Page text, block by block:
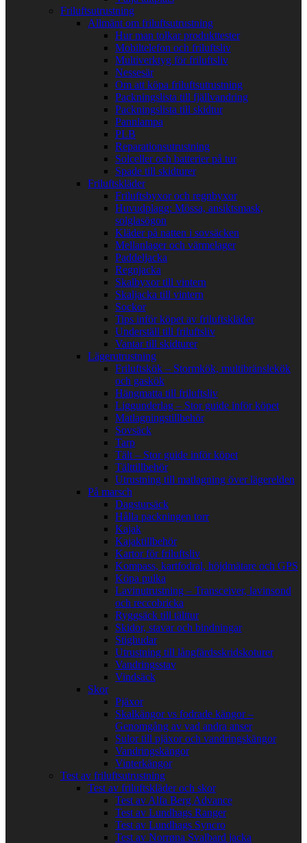
Friluftsutrustning
Allmänt om friluftsutrustning
Hur man tolkar produkttester
Mobiltelefon och friluftsliv
Multiverktyg för friluftsliv
Nessesär
Om att köpa friluftsutrustning
Packningslista till fjällvandring
Packningslista till skidtur
Pannlampa
PLB
Reparationsutrustning
Solceller och batterier på tur
Spade till skidturer
Friluftskläder
Friluftsbyxor och regnbyxor
Huvudplagg: Mössa, ansiktsmask,
solglasögon
Kläder på natten i sovsäcken
Mellanlager och värmelager
Paddeljacka
Regnjacka
Skalbyxor till vintern
Skaljacka till vintern
Sockor
Tips inför köpet av friluftskläder
Underställ till friluftsliv
Vantar till skidturer
Lägerutrustning
Friluftskök – Stormkök, multibränslekök
och gaskök
Hängmatta till friluftsliv
Liggunderlag – Stor guide inför köpet
Matlagningstillbehör
Sovsäck
Tarp
Tält – Stor guide inför köpet
Tälttillbehör
Utrustning till matlagning över lägerelden
På marsch
Dagstursäck
Hålla packningen torr
Kajak
Kajaktillbehör
Kartor för friluftsliv
Kompass, kartfodral, höjdmätare och GPS
Köpa pulka
Lavinutrustning – Transceiver, lavinsond
och reccobricka
Ryggsäck till tälttur
Skidor, stavar och bindningar
Stighudar
Utrustning till långfärdsskridskoturer
Vandringsstav
Vindsäck
Skor
Pjäxor
Skalkängor vs fodrade kängor –
Genomgång av vad andra anser
Sulor till pjäxor och vandringskängor
Vandringskängor
Vinterkängor
Test av friluftsutrustning
Test av friluftskläder och skor
Test av Alfa Berg Advance
Test av Lundhags Ranger
Test av Lundhags Syncro
Test av Norrøna Svalbard jacka